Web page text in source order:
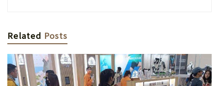
Related Posts